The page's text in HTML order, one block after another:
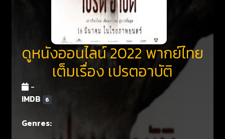
ดูหนังออนไลน์ 2022 พากย์ไทย
เต็มเรื่อง เปรตอาบัติ
-
IMDB
6
Genres: